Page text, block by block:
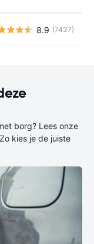
8.9 (7437)
borg? Lees onze
kies je de juiste